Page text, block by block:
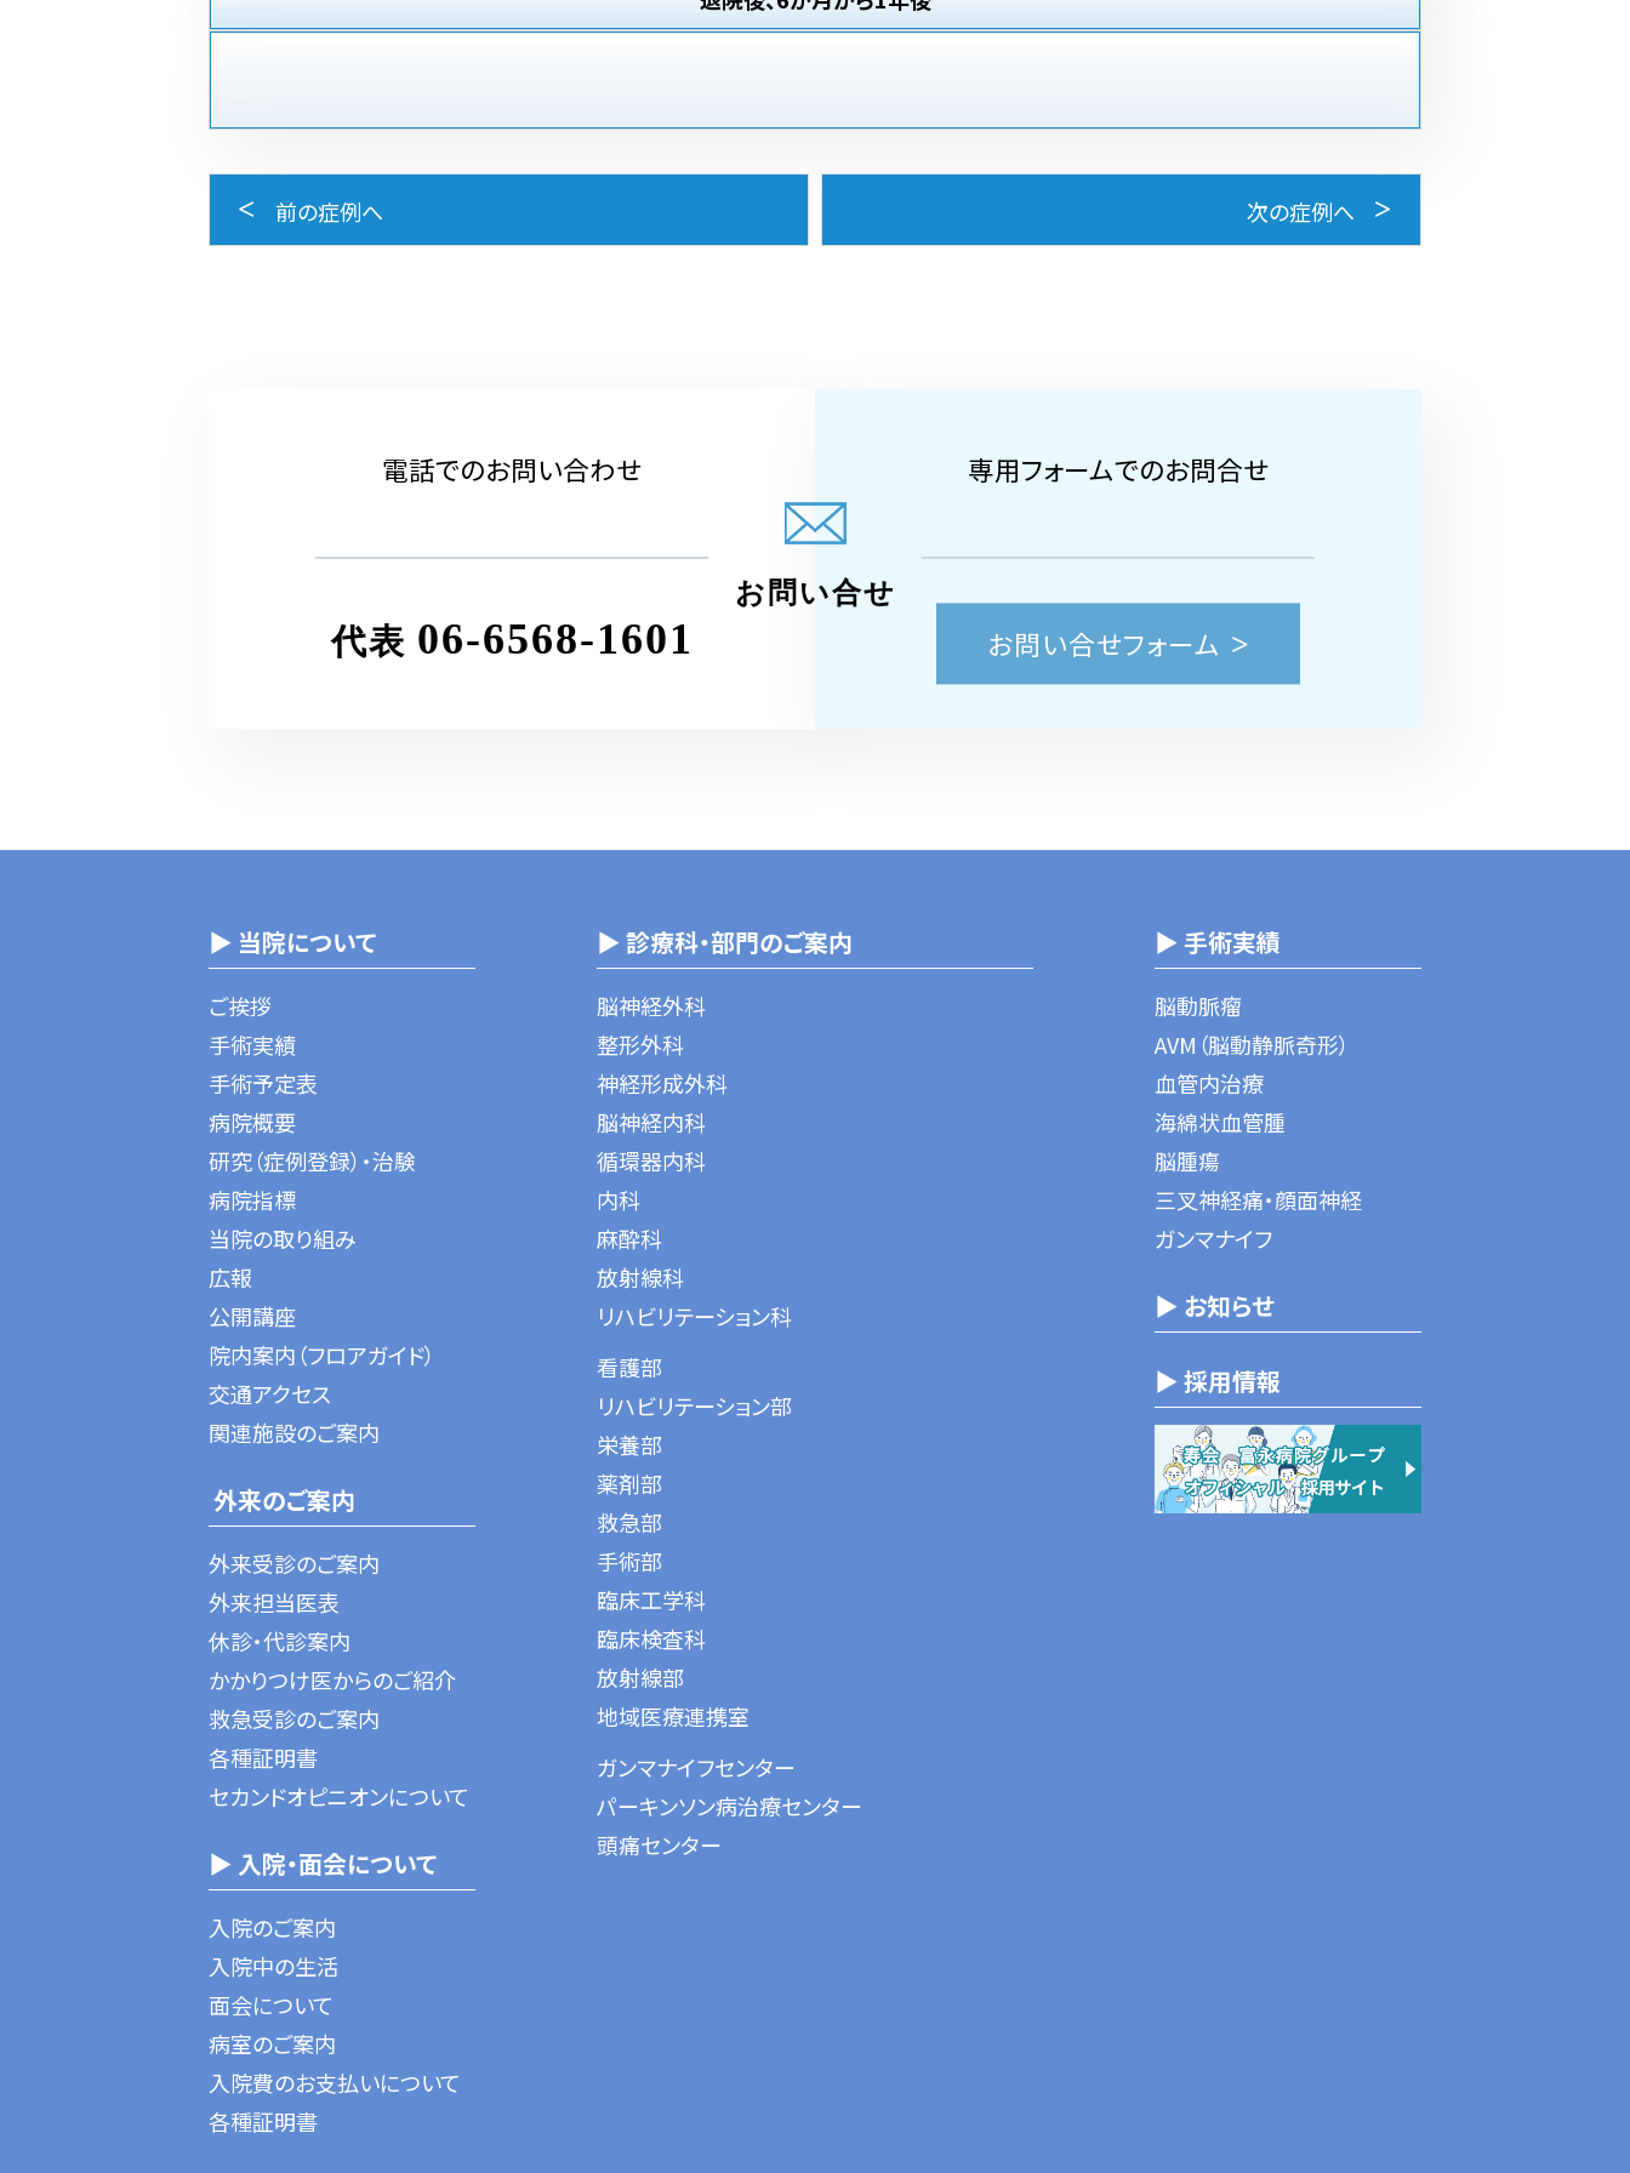
前の症例へ 次の症例へ
電話でのお問い合わせ
代表 06-6568-1601
専用フォームでのお問合せ
お問い合せフォーム
お問い合せ
▶ 当院について
ご挨拶
手術実績
手術予定表
病院概要
研究（症例登録）・治験
病院指標
当院の取り組み
広報
公開講座
院内案内（フロアガイド）
交通アクセス
関連施設のご案内
外来のご案内
外来受診のご案内
外来担当医表
休診・代診案内
かかりつけ医からのご紹介
救急受診のご案内
各種証明書
セカンドオピニオンについて
▶ 入院・面会について
入院のご案内
入院中の生活
面会について
病室のご案内
入院費のお支払いについて
各種証明書
▶ 診療科・部門のご案内
脳神経外科
整形外科
神経形成外科
脳神経内科
循環器内科
内科
麻酔科
放射線科
リハビリテーション科
看護部
リハビリテーション部
栄養部
薬剤部
救急部
手術部
臨床工学科
臨床検査科
放射線部
地域医療連携室
ガンマナイフセンター
パーキンソン病治療センター
頭痛センター
▶ 手術実績
脳動脈瘤
AVM（脳動静脈奇形）
血管内治療
海綿状血管腫
脳腫瘍
三叉神経痛・顔面神経
ガンマナイフ
▶ お知らせ
▶ 採用情報